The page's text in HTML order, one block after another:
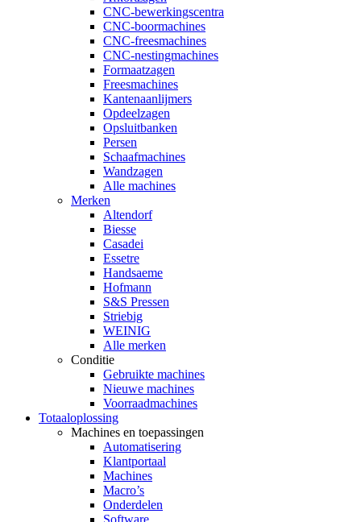
CNC-bewerkingscentra
CNC-boormachines
CNC-freesmachines
CNC-nestingmachines
Formaatzagen
Freesmachines
Kantenaanlijmers
Opdeelzagen
Opsluitbanken
Persen
Schaafmachines
Wandzagen
Alle machines
Merken
Altendorf
Biesse
Casadei
Essetre
Handsaeme
Hofmann
S&S Pressen
Striebig
WEINIG
Alle merken
Conditie
Gebruikte machines
Nieuwe machines
Voorraadmachines
Totaaloplossing
Machines en toepassingen
Automatisering
Klantportaal
Machines
Macro’s
Onderdelen
Software